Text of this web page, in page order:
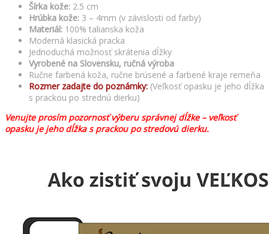
Šírka kože: 2.5 cm
Hrúbka kože: 3 – 4mm (v závislosti od farby)
Materiál: 100% talianska koža
Moderná klasická pracka
Jednoduchá možnosť skrátenia dĺžky
Vyrobené na Slovensku, ručná výroba
Ručne farbená koža, ručne brúsené a farbené kraje remeňa
Rozmer zadajte do poznámky: (Veľkosť opasku je jeho dĺžka
s prackou po strednú dierku)
Venujte prosím pozornosť výberu správnej dĺžke – veľkosť
opasku je jeho dĺžka s prackou po stredovú dierku.